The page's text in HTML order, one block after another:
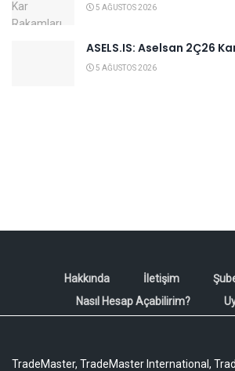
5 AĞUSTOS 2026
ASELS.IS: Aselsan 2Ç26
5 AĞUSTOS 2026
Hakkında İletişim
Nasıl Hesap Açabilirim?
TradeMaster, TradeMaster International,